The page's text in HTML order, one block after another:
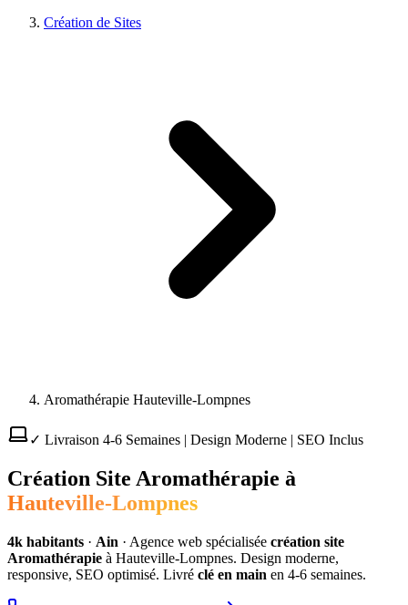
Création de Sites
Aromathérapie Hauteville-Lompnes
✓ Livraison 4-6 Semaines | Design Moderne | SEO Inclus
Création Site Aromathérapie à
Hauteville-Lompnes
4k habitants · Ain · Agence web spécialisée création site
Aromathérapie à Hauteville-Lompnes. Design moderne,
responsive, SEO optimisé. Livré clé en main en 4-6 semaines.